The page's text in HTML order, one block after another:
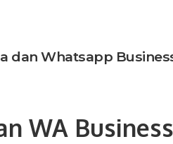
dan Whatsapp
WA Business